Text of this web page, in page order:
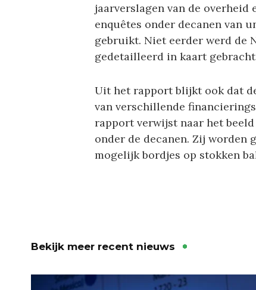
jaarverslagen van de overheid
enquêtes onder decanen van
gebruikt. Niet eerder werd de
gedetailleerd in kaart
Uit het rapport blijkt ook dat
van verschillende
rapport verwijst naar het
onder de decanen. Zij worden
mogelijk bordjes op stokken
Bekijk meer recent nieuws